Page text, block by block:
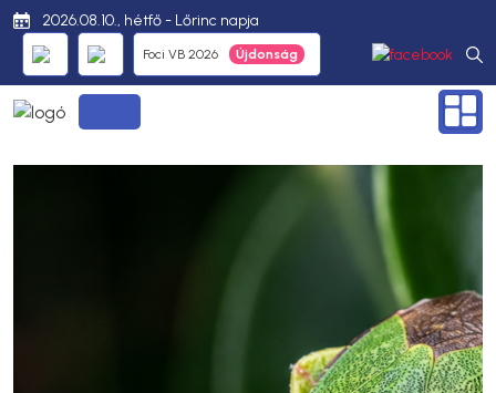
2026.08.10., hétfő - Lőrinc napja
Foci VB 2026